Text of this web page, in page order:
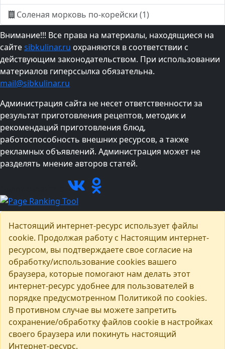
Соленая морковь по-корейски (1)
Внимание!!! Все права на материалы, находящиеся на
сайтеsibkulinar.ru охраняются в соответствии с
действующим законодательством. При использовании
материалов гиперссылка обязательна.
mail@sibkulinar.ru
Администрация сайта не несет ответственности за
результат приготовления рецептов, методик и
рекомендаций приготовления блюд,
работоспособность внешних ресурсов, а также
рекламных объявлений. Администрация может не
разделять мнение авторов статей.
Настоящий интернет-ресурс использует файлы
cookie. Продолжая работу с Настоящим интернет-
ресурсом, вы подтверждаете свое согласие на
обработку/использование cookies вашего
браузера, которые помогают нам делать этот
интернет-ресурс удобнее для пользователей в
порядке предусмотренном Политикой по cookies.
В противном случае вы можете запретить
сохранение/обработку файлов cookie в настройках
своего браузера или покинуть настоящий
Интернет-ресурс.